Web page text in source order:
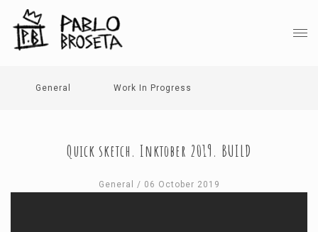
General Work In Progress
Quick sketch. Inktober 2019. BUILD
General / 06 October 2019